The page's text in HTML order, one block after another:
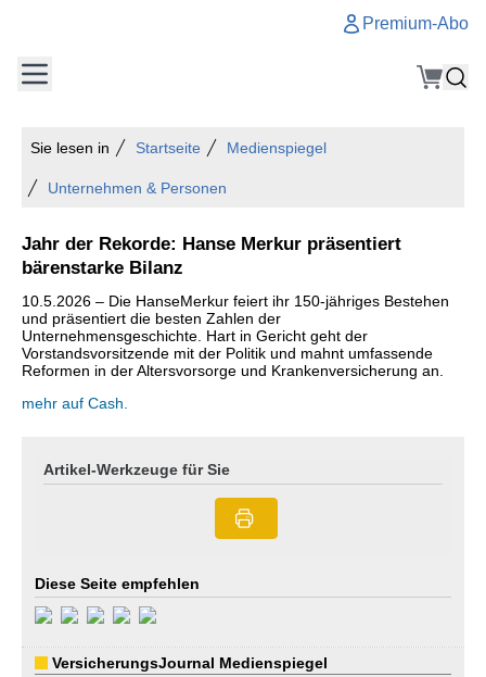
Premium-Abo
Sie lesen in Startseite Medienspiegel
Unternehmen & Personen
Jahr der Rekorde: Hanse Merkur präsentiert
bärenstarke Bilanz
10.5.2026 – Die HanseMerkur feiert ihr 150-jähriges Bestehen
und präsentiert die besten Zahlen der
Unternehmensgeschichte. Hart in Gericht geht der
Vorstandsvorsitzende mit der Politik und mahnt umfassende
Reformen in der Altersvorsorge und Krankenversicherung an.
mehr auf Cash.
Artikel-Werkzeuge für Sie
Diese Seite empfehlen
VersicherungsJournal Medienspiegel